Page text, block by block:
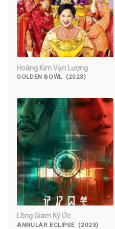
Hoàng Kim Vạn Lượng
GOLDEN BOWL (2023)
Lồng Giam Ký Ức
ANNULAR ECLIPSE (2023)